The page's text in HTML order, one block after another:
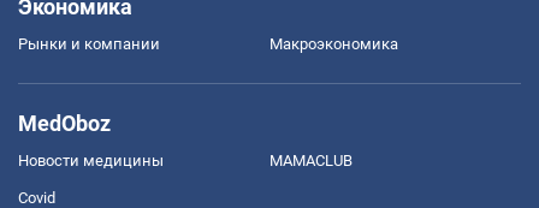
Экономика
Рынки и компании Mакроэкономика
MedOboz
Новости медицины MAMACLUB
Covid